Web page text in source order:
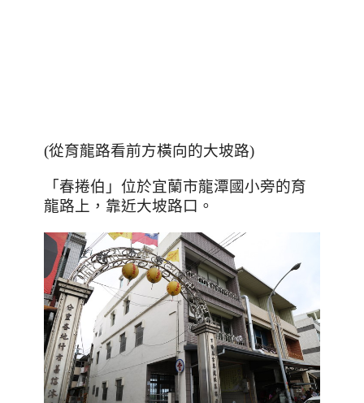
(從育龍路看前方橫向的大坡路)
「春捲伯」位於宜蘭市龍潭國小旁的育
龍路上，靠近大坡路口。